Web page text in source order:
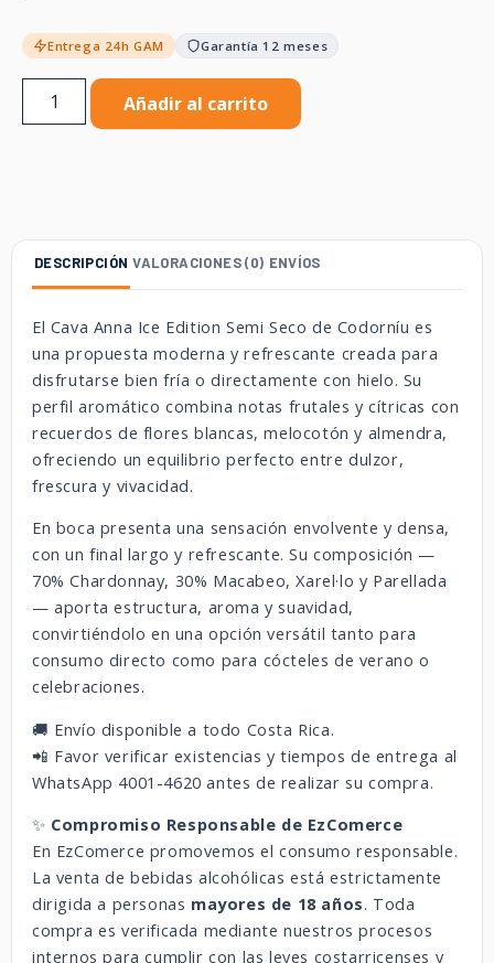
Entrega 24h GAM Garantía 12 meses
Añadir al carrito
DESCRIPCIÓN VALORACIONES (0) ENVÍOS
El Cava Anna Ice Edition Semi Seco de Codorníu es
una propuesta moderna y refrescante creada para
disfrutarse bien fría o directamente con hielo. Su
perfil aromático combina notas frutales y cítricas con
recuerdos de flores blancas, melocotón y almendra,
ofreciendo un equilibrio perfecto entre dulzor,
frescura y vivacidad.
En boca presenta una sensación envolvente y densa,
con un final largo y refrescante. Su composición —
70% Chardonnay, 30% Macabeo, Xarel·lo y Parellada
— aporta estructura, aroma y suavidad,
convirtiéndolo en una opción versátil tanto para
consumo directo como para cócteles de verano o
celebraciones.
🚚 Envío disponible a todo Costa Rica.
📲 Favor verificar existencias y tiempos de entrega al
WhatsApp 4001-4620 antes de realizar su compra.
✨ Compromiso Responsable de EzComerce
En EzComerce promovemos el consumo responsable.
La venta de bebidas alcohólicas está estrictamente
dirigida a personas mayores de 18 años. Toda
compra es verificada mediante nuestros procesos
internos para cumplir con las leyes costarricenses y